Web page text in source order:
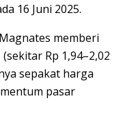
16 Juni 2025.
memberi
Rp 1,94–2,02
sepakat harga
pasar